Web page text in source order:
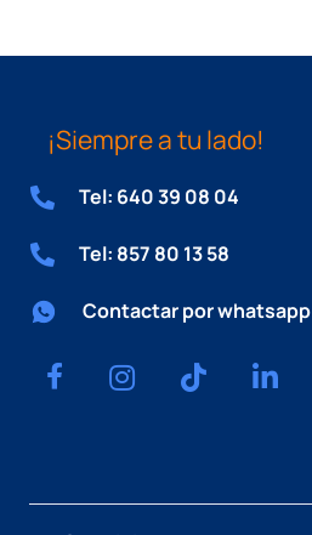
¡Siempre a tu lado!
Tel: 640 39 08 04
Tel: 857 80 13 58
Contactar por whatsapp